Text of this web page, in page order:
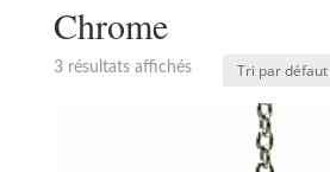
Chrome
3 résultats affichés